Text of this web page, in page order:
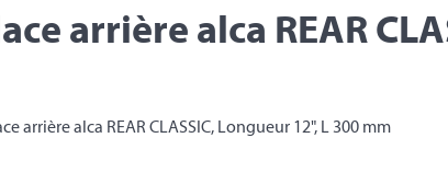
arrière alca REAR